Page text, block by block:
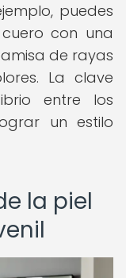
puedes
con una
de rayas
La clave
entre los
un estilo
la piel